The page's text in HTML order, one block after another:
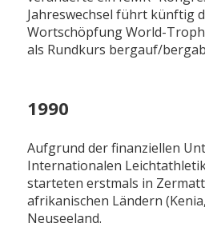
Jahreswechsel führt künftig
Wortschöpfung World-
als Rundkurs bergauf/
1990
Aufgrund der finanziellen
Internationalen
starteten erstmals in
afrikanischen Ländern
Neuseeland.